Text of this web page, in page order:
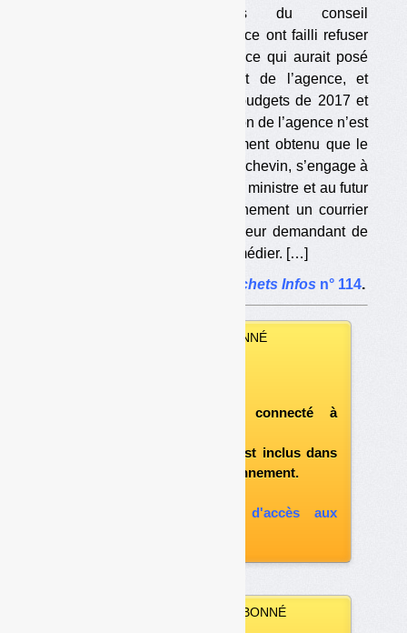
inquiétude, les membres du conseil
d’administration (CA) de l’agence ont failli refuser
de voter les comptes 2016 — ce qui aurait posé
quelques soucis au président de l’agence, et
n’aurait rien changé pour les budgets de 2017 et
de 2018… Se ravisant (la gestion de l’agence n’est
pas en cause), le CA a finalement obtenu que le
président de l’Ademe, Bruno Léchevin, s’engage à
écrire au futur nouveau Premier ministre et au futur
nouveau ministre de l’Environnement un courrier
les alertant sur la situation et leur demandant de
prendre des mesures pour y remédier. […]
Déchets Infosn° 114.
VOUS ÊTES ABONNÉ
après vous être connecté à
et si le document est inclus dans
votre formule d'abonnement.
souscrire à l'option d'accès aux
VOUS N’ÊTES PAS ABONNÉ